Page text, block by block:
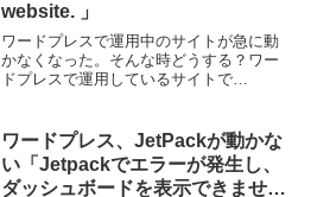
website. 」
ワードプレスで運用中のサイトが急に動
かなくなった。そんな時どうする？ワー
ドプレスで運用しているサイトで
示されました。There has been a crit...
ワードプレス、JetPackが動かな
い「Jetpackでエラーが発生し、
ダッシュボードを表示できません